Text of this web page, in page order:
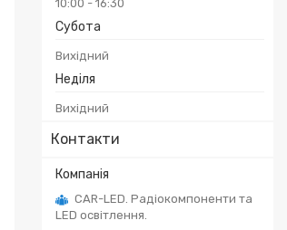
10:00 16:30
Субота
Вихідний
Неділя
Вихідний
Контакти
CAR-LED. Радіокомпоненти та
LED освітлення.